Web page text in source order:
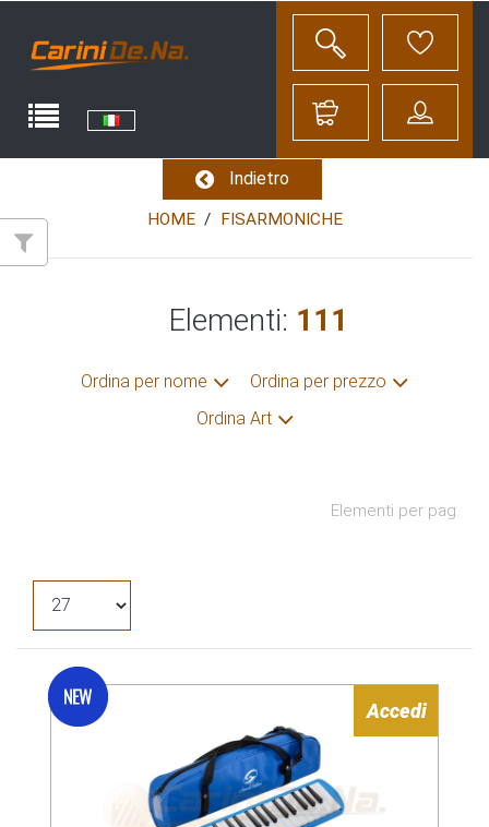
Indietro
HOME FISARMONICHE
Elementi: 111
Ordina per nome
Ordina per prezzo
Ordina Art
Elementi per pag
Accedi